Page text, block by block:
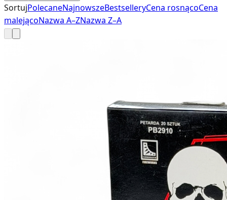
SortujPolecaneNajnowszeBestselleryCena rosnącoCena
malejącoNazwa A–ZNazwa Z–A